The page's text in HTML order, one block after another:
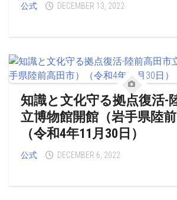
公式 DECEMBER 13, 2022
知識と文化守る拠点復活-
立博物館開館（岩手県陸前
（令和4年11月30日）
公式 DECEMBER 6, 2022